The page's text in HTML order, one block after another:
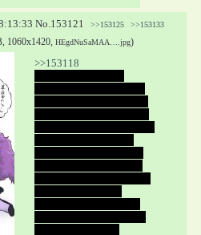
No. 153121 >>153125 >>153133
1060x1420, HEgdNuSaMAA….jpg)
>>153118